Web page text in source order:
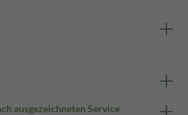
ausgezeichneten Service